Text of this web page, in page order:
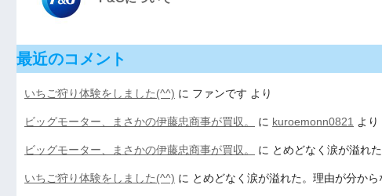
最近のコメント
いちご狩り体験をしました(^^) に ファンです より
ビッグモーター、まさかの伊藤忠商事が買収。 に kuroemonn0821 より
ビッグモーター、まさかの伊藤忠商事が買収。 に とめどなく涙が溢れ
いちご狩り体験をしました(^^) に とめどなく涙が溢れた。理由が分から